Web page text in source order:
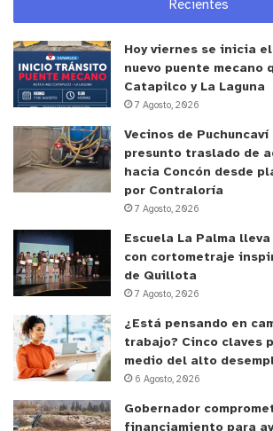
y tú, ¿qué opinas?
Recientes
Hoy viernes se inicia
nuevo puente mecano
Catapilco y La Laguna
7 Agosto, 2026
Vecinos de Puchuncaví
presunto traslado de
hacia Concón desde
por Contraloría
7 Agosto, 2026
Escuela La Palma
con cortometraje
de Quillota
7 Agosto, 2026
¿Está pensando en
trabajo? Cinco claves
medio del alto
6 Agosto, 2026
Gobernador
financiamiento para